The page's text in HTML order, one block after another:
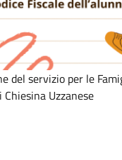
del servizio per le
Uzzanese